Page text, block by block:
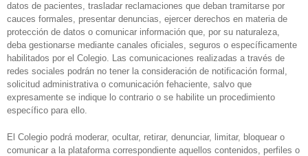
datos de pacientes, trasladar reclamaciones que deban tramitarse por
cauces formales, presentar denuncias, ejercer derechos en materia de
protección de datos o comunicar información que, por su naturaleza,
deba gestionarse mediante canales oficiales, seguros o específicamente
habilitados por el Colegio. Las comunicaciones realizadas a través de
redes sociales podrán no tener la consideración de notificación formal,
solicitud administrativa o comunicación fehaciente, salvo que
expresamente se indique lo contrario o se habilite un procedimiento
específico para ello.
El Colegio podrá moderar, ocultar, retirar, denunciar, limitar, bloquear o
comunicar a la plataforma correspondiente aquellos contenidos, perfiles o